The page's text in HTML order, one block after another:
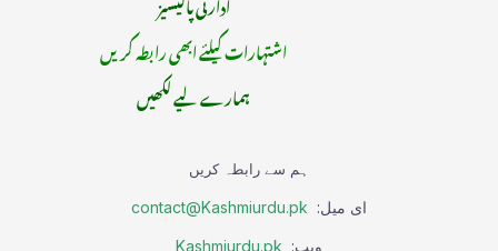
اشتہارات کیلئے ابھی رابطہ کریں
ہمارے لیے لکھیں
ہم سے رابطہ کریں
ای میل: contact@Kashmiurdu.pk
ویب: Kashmiurdu.pk